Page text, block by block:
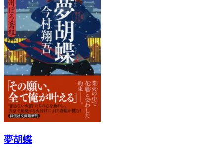
夢胡蝶